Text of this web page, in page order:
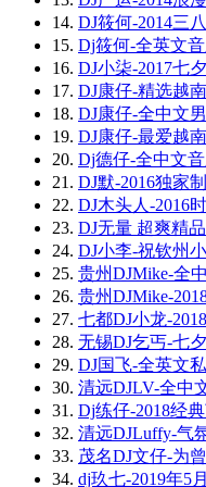
14. DJ筱何-2014三
15. Dj筱何-全英文
16. DJ小柒-2017七
17. DJ康仔-精选越
18. DJ康仔-全中文
19. DJ康仔-最爱越
20. Dj德仔-全中文
21. DJ默-2016独家
22. DJ木头人-2016
23. DJ无量 超爽精
24. DJ小李-祝钦州
25. 贵州DJMike-全
26. 贵州DJMike-
27. 七都DJ小龙-
28. 无锡DJ乞丐-七
29. DJ国飞-全英文
30. 清远DJLV-全中
31. Dj练仔-2018经
32. 清远DJLuffy-气
33. 茂名DJ文仔-为
34. dj玖七-2019年5